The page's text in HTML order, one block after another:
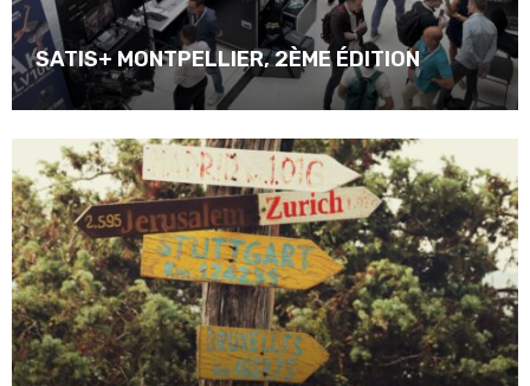
SATIS+ MONTPELLIER, 2ÈME ÉDITION